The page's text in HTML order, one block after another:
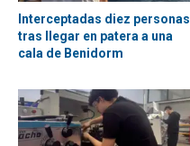
Interceptadas diez personas
tras llegar en patera a una
cala de Benidorm